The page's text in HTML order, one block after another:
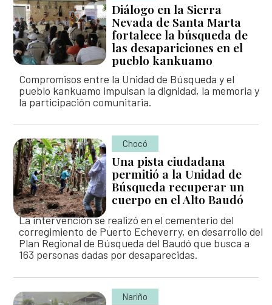
Diálogo en la Sierra
Nevada de Santa Marta
fortalece la búsqueda de
las desapariciones en el
pueblo kankuamo
Compromisos entre la Unidad de Búsqueda y el
pueblo kankuamo impulsan la dignidad, la memoria y
la participación comunitaria.
Chocó
Una pista ciudadana
permitió a la Unidad de
Búsqueda recuperar un
cuerpo en el Alto Baudó
La intervención se realizó en el cementerio del
corregimiento de Puerto Echeverry, en desarrollo del
Plan Regional de Búsqueda del Baudó que busca a
163 personas dadas por desaparecidas.
Nariño